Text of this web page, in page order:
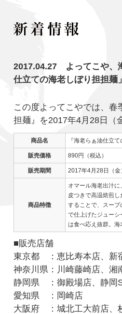
2017.04.27 よってこや、
仕立ての海老しぼり担担麺
この度よってこやでは、
担麺』を2017年4月28日（
商品名 『海老らぁ油仕立
販売価格 890円（税込）
販売期間 2017年4月28日（
商品特徴
オマール海老出汁
皮つきで高温焙煎
することで、スー
で仕上げたジュー
は食べ応え抜群。
■販売店舗
東京都 ：恵比寿本店、新
神奈川県：川崎藤崎店、湘
静岡県 ：御殿場店、静岡
愛知県 ：岡崎店
大阪府 ：城北工大前店、